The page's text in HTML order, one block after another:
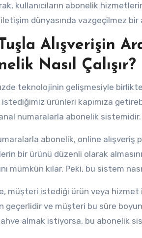
kullanıcıların abonelik
dünyasında vazgeçilmez
Alışverişin
Nasıl Çalışır?
teknolojinin gelişmesiyle
ürünleri kapımıza
numaralarla abonelik sistemidir.
abonelik, online
bir ürünü düzenli olarak
mümkün kılar. Peki, bu sistem
müşteri istediği ürün veya
geçerlidir ve müşteri bu süre
almak istiyorsa, bu abonelik